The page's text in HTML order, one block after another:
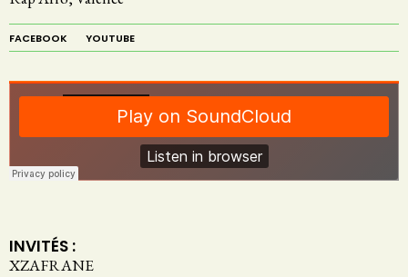
FACEBOOK YOUTUBE
INVITÉS :
XZAFRANE